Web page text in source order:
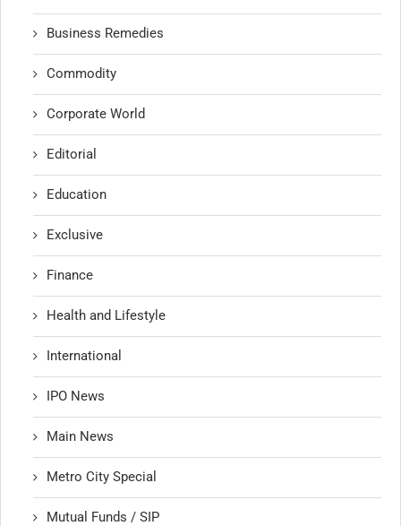
Business Remedies
Commodity
Corporate World
Editorial
Education
Exclusive
Finance
Health and Lifestyle
International
IPO News
Main News
Metro City Special
Mutual Funds / SIP